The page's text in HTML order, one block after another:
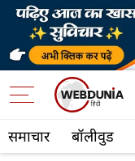
समाचार बॉलीवुड